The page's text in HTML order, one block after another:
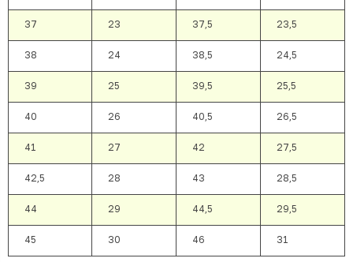
37 23 37,5 23,5
38 24 38,5 24,5
39 25 39,5 25,5
40 26 40,5 26,5
41 27 42 27,5
42,5 28 43 28,5
44 29 44,5 29,5
45 30 46 31